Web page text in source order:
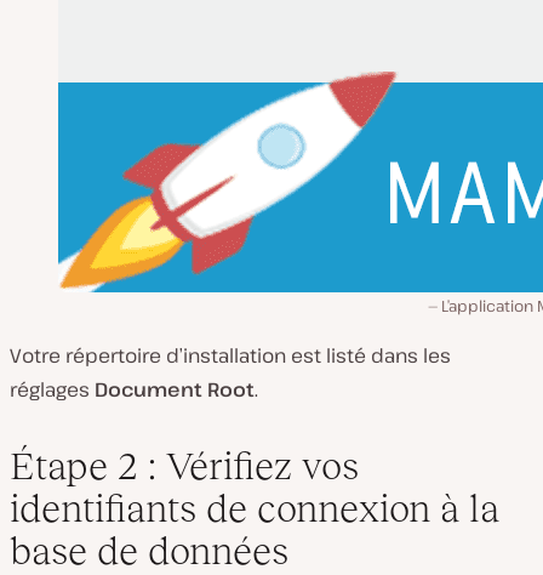
L’application
Votre répertoire d’installation est listé dans les
réglages Document Root.
Étape 2 : Vérifiez vos
identifiants de connexion à la
base de données